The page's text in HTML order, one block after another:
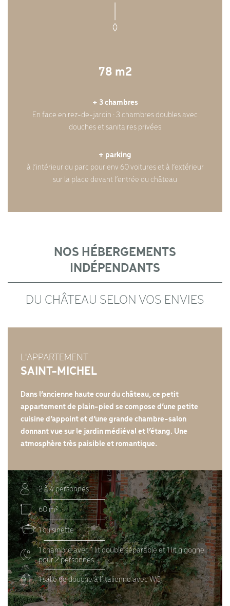
78 m2
+ 3 chambres
En face en rez-de-jardin : 3 chambres doubles avec
douches et sanitaires privées
+ parking
à l’intérieur du parc pour env 60 voitures et à l’extérieur
sur la place devant l’entrée du château
NOS HÉBERGEMENTS
INDÉPENDANTS
DU CHÂTEAU SELON VOS ENVIES
L'APPARTEMENT
SAINT-MICHEL
Dans l’ancienne haute cour du château, ce petit
appartement de plain-pied se compose d’une petite
cuisine d’appoint et d’une grande chambre-salon
donnant vue sur le jardin médiéval et l’étang. Une
atmosphère très paisible et romantique.
2 à 4 personnes
60 m²
1 cuisinette
1 chambre avec 1 lit double séparable et 1 lit gigogne
pour 2 personnes
1 salle de douche à l’Italienne avec WC